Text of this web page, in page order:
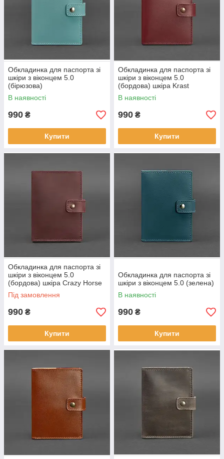
Обкладинка для паспорта зі
шкіри з віконцем 5.0
(бірюзова)
В наявності
990 ₴
Купити
Обкладинка для паспорта зі
шкіри з віконцем 5.0
(бордова) шкіра Krast
В наявності
990 ₴
Купити
Обкладинка для паспорта зі
шкіри з віконцем 5.0
(бордова) шкіра Crazy Horse
Під замовлення
990 ₴
Купити
Обкладинка для паспорта зі
шкіри з віконцем 5.0 (зелена)
В наявності
990 ₴
Купити